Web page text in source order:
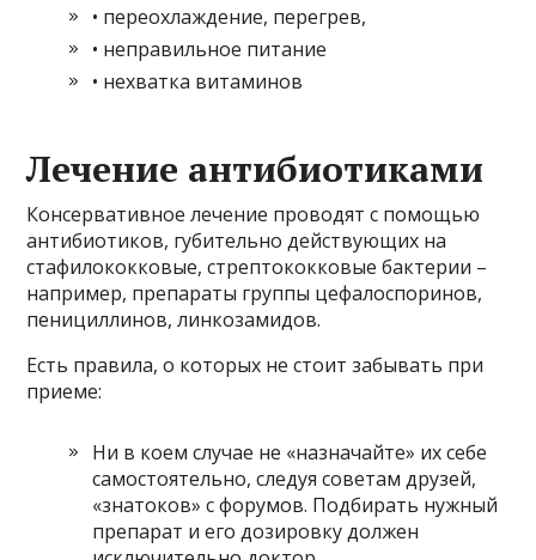
• переохлаждение, перегрев,
• неправильное питание
• нехватка витаминов
Лечение антибиотиками
Консервативное лечение проводят с помощью
антибиотиков, губительно действующих на
стафилококковые, стрептококковые бактерии –
например, препараты группы цефалоспоринов,
пенициллинов, линкозамидов.
Есть правила, о которых не стоит забывать при
приеме:
Ни в коем случае не «назначайте» их себе
самостоятельно, следуя советам друзей,
«знатоков» с форумов. Подбирать нужный
препарат и его дозировку должен